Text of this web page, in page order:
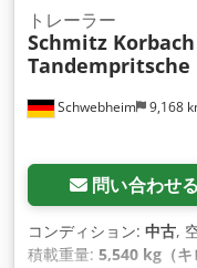
Schwebheim 9,168
トレーラー
Schmitz Korbach
Tandempritsche
問い合わせる
コンディション: 中古,
積載重量: 5,540 kg（キ